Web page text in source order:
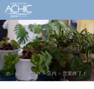
ホ－ム ブログ>店内 >営業終了！